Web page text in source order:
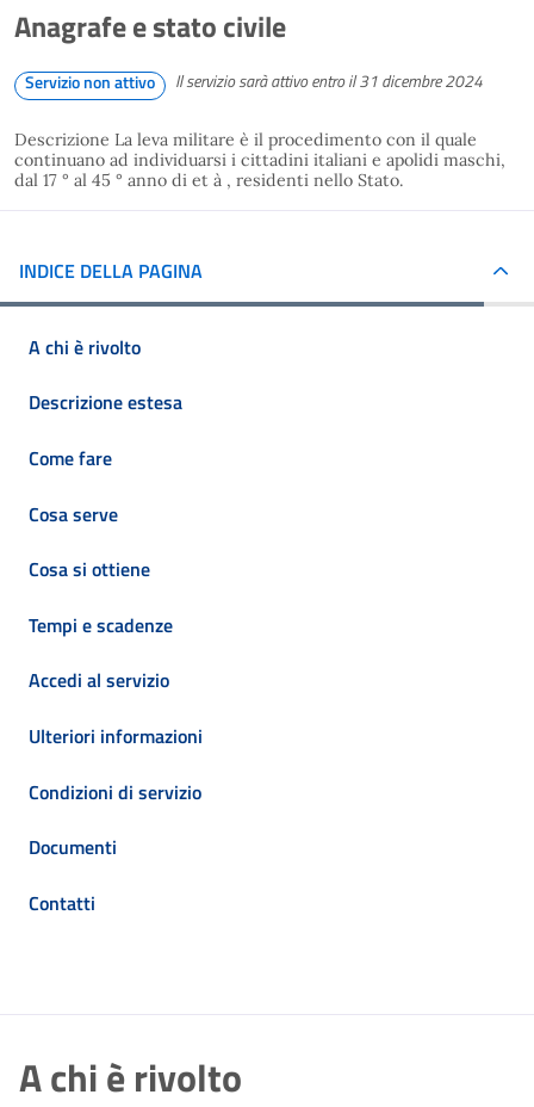
Anagrafe e stato civile
Servizio non attivo Il servizio sarà attivo entro il 31 dicembre 2024
Descrizione La leva militare è il procedimento con il quale
continuano ad individuarsi i cittadini italiani e apolidi maschi,
dal 17 ° al 45 ° anno di et à , residenti nello Stato.
INDICE DELLA PAGINA
A chi è rivolto
Descrizione estesa
Come fare
Cosa serve
Cosa si ottiene
Tempi e scadenze
Accedi al servizio
Ulteriori informazioni
Condizioni di servizio
Documenti
Contatti
A chi è rivolto